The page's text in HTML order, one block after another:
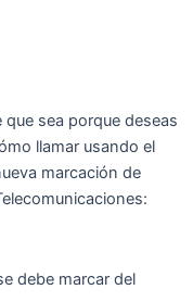
sea porque deseas
llamar usando el
marcación de
debe marcar del